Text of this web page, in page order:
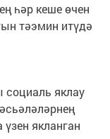
һәр кеше өчен
тәэмин итүдә
яклау
якланган